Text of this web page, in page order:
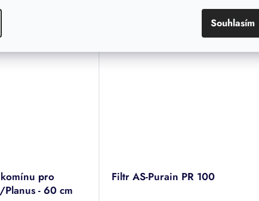
Souhlasím
pro
- 60 cm
Filtr AS-Purain PR 100